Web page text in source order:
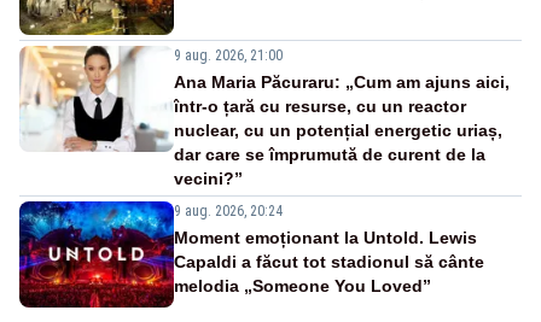
9 aug. 2026, 21:00
Ana Maria Păcuraru: „Cum am ajuns aici,
într-o țară cu resurse, cu un reactor
nuclear, cu un potențial energetic uriaș,
dar care se împrumută de curent de la
vecini?”
9 aug. 2026, 20:24
Moment emoționant la Untold. Lewis
Capaldi a făcut tot stadionul să cânte
melodia „Someone You Loved”